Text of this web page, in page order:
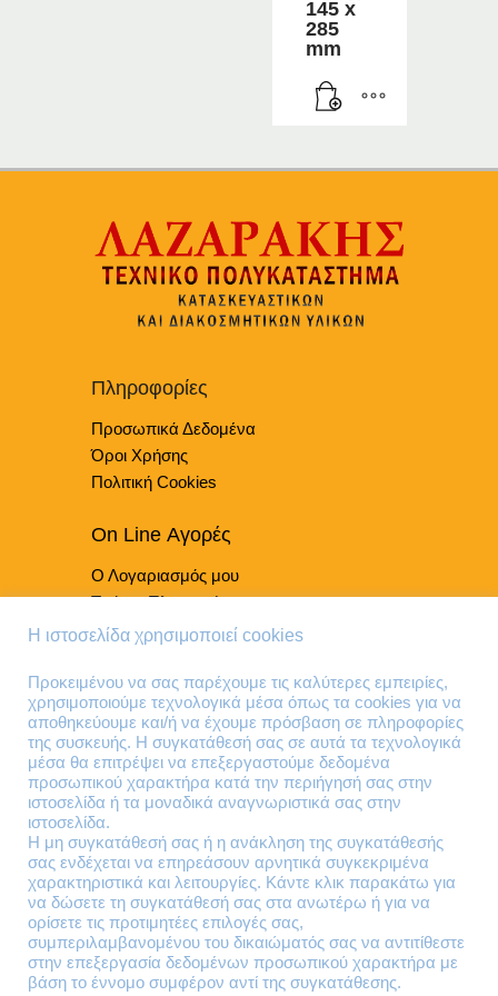
145 x
285
mm
Πληροφορίες
Προσωπικά Δεδομένα
Όροι Χρήσης
Πολιτική Cookies
On Line Αγορές
Ο Λογαριασμός μου
Τρόποι Πληρωμής
Τρόποι Παράδοσης
Τηλέφωνα Επικοινωνίας
210 41 13 636
210 41 13 280
Διεύθυνση
Θηβών 220
Άγιος Ιωάννης
Ρέντης
Τ.Κ. 182 33
Η ιστοσελίδα χρησιμοποιεί cookies
Προκειμένου να σας παρέχουμε τις καλύτερες εμπειρίες,
χρησιμοποιούμε τεχνολογικά μέσα όπως τα cookies για να
αποθηκεύουμε και/ή να έχουμε πρόσβαση σε πληροφορίες
της συσκευής. Η συγκατάθεσή σας σε αυτά τα τεχνολογικά
μέσα θα επιτρέψει να επεξεργαστούμε δεδομένα
προσωπικού χαρακτήρα κατά την περιήγησή σας στην
ιστοσελίδα ή τα μοναδικά αναγνωριστικά σας στην
ιστοσελίδα.
Η μη συγκατάθεσή σας ή η ανάκληση της συγκατάθεσής
σας ενδέχεται να επηρεάσουν αρνητικά συγκεκριμένα
χαρακτηριστικά και λειτουργίες. Κάντε κλικ παρακάτω για
να δώσετε τη συγκατάθεσή σας στα ανωτέρω ή για να
ορίσετε τις προτιμητέες επιλογές σας,
συμπεριλαμβανομένου του δικαιώματός σας να αντιτίθεστε
στην επεξεργασία δεδομένων προσωπικού χαρακτήρα με
βάση το έννομο συμφέρον αντί της συγκατάθεσης.